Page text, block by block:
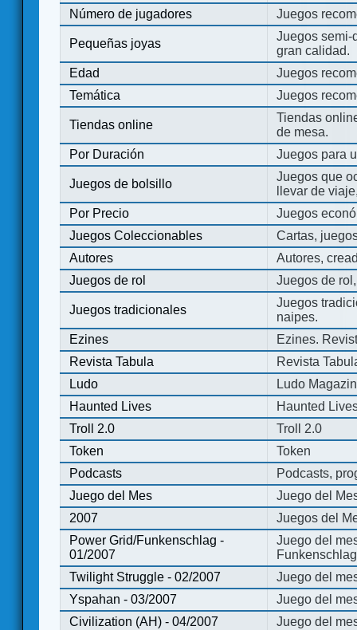
Número de jugadores
Juegos
Pequeñas joyas
Juegos semi-
gran calidad.
Edad
Juegos
Temática
Juegos
Tiendas online
Tiendas
de mesa.
Por Duración
Juegos para
Juegos de bolsillo
Juegos que
llevar de
Por Precio
Juegos
Juegos Coleccionables
Cartas,
Autores
Autores,
Juegos de rol
Juegos de
Juegos tradicionales
Juegos
naipes.
Ezines
Ezines.
Revista Tabula
Revista
Ludo
Ludo
Haunted Lives
Haunted
Troll 2.0
Troll 2.0
Token
Token
Podcasts
Podcasts,
Juego del Mes
Juego del
2007
Juegos del
Power Grid/Funkenschlag -
01/2007
Juego del
Twilight Struggle - 02/2007
Juego del
Yspahan - 03/2007
Juego del
Civilization (AH) - 04/2007
Juego del